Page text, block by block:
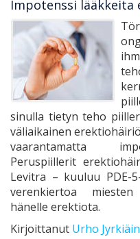
Impotenssi lääkkeita
sinulla tietyn teho
väliaikainen
vaarantamatta
Peruspiillerit
Levitra – kuuluu PDE-
verenkiertoa miesten
hänelle erektiota.
Kirjoittanut Urho